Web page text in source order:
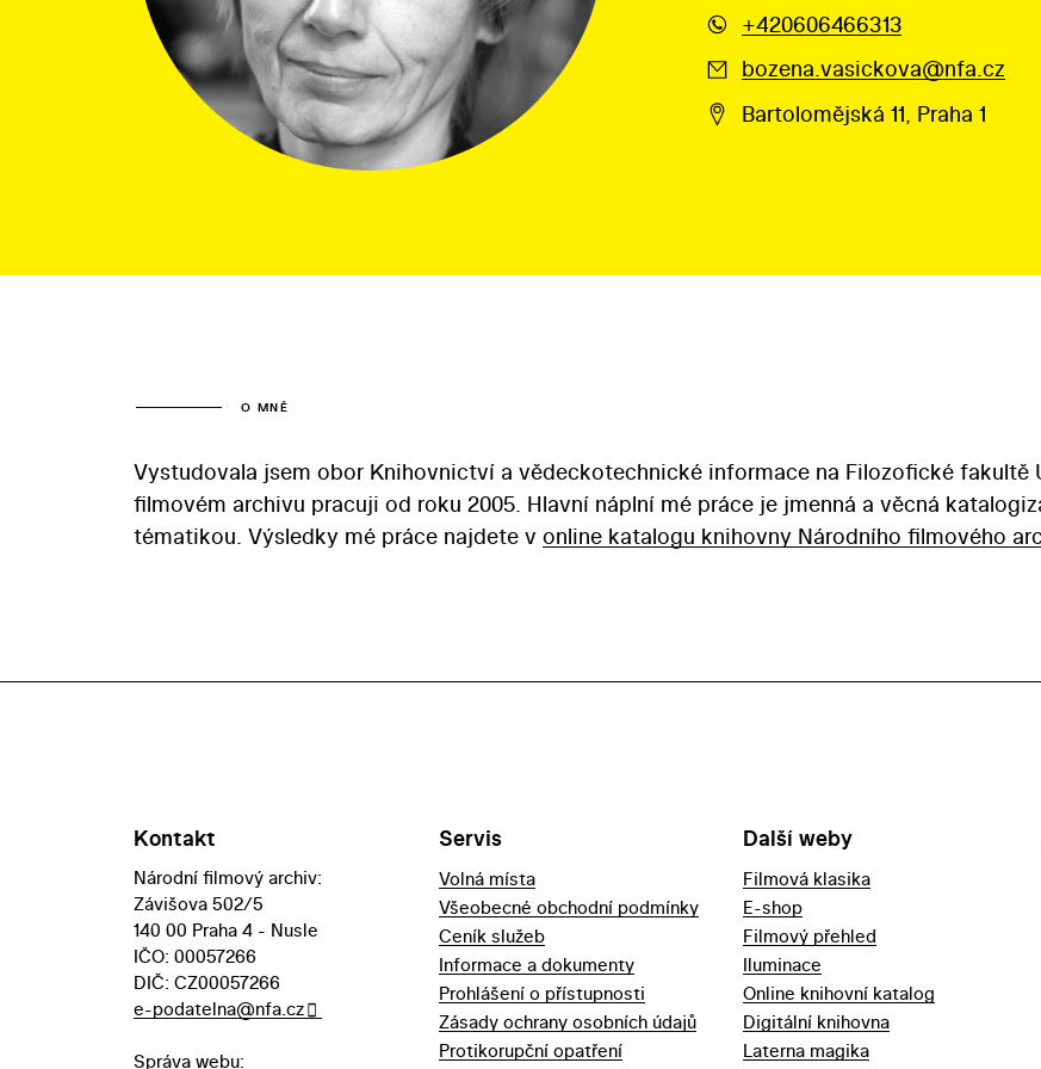
+420606466313
bozena.vasickova@nfa.cz
Bartolomějská 11, Praha 1
O MNĚ
Vystudovala jsem obor Knihovnictví a vědeckotechnické informace na Filozofické fakultě
filmovém archivu pracuji od roku 2005. Hlavní náplní mé práce je jmenná a věcná
tématikou. Výsledky mé práce najdete v online katalogu knihovny Národního filmového
Kontakt
Národní filmový archiv:
Závišova 502/5
140 00 Praha 4 - Nusle
IČO: 00057266
DIČ: CZ00057266
e-podatelna@nfa.cz
Správa webu:
Servis
Volná místa
Všeobecné obchodní podmínky
Ceník služeb
Informace a dokumenty
Prohlášení o přístupnosti
Zásady ochrany osobních údajů
Protikorupční opatření
Další weby
Filmová klasika
E-shop
Filmový přehled
Iluminace
Online knihovní katalog
Digitální knihovna
Laterna magika